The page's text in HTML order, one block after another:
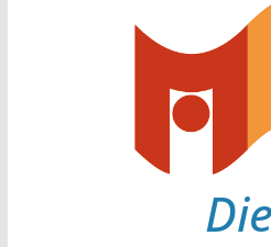
Die Wissenschaft der
Achtsamkeit im Alltag